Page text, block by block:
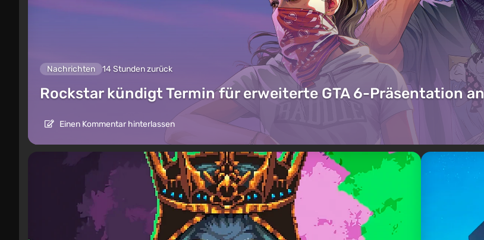
Nachrichten 14 Stunden zurück
Rockstar kündigt Termin für erweiterte GTA 6-Präsentation an
Einen Kommentar hinterlassen